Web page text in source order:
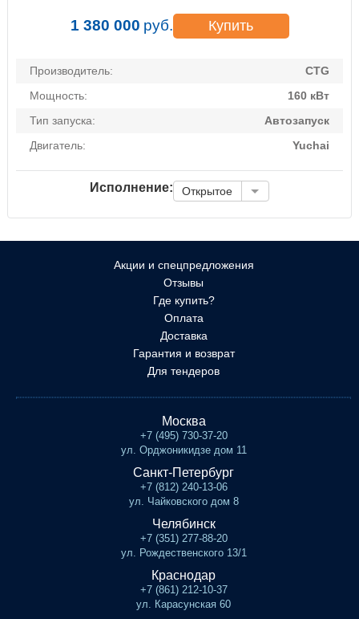
1 380 000 руб. Купить
Производитель:
CTG
Мощность:
160 кВт
Тип запуска:
Автозапуск
Двигатель:
Yuchai
Исполнение: Открытое
Акции и спецпредложения
Отзывы
Где купить?
Оплата
Доставка
Гарантия и возврат
Для тендеров
Москва
+7 (495) 730-37-20
ул. Орджоникидзе дом 11
Санкт-Петербург
+7 (812) 240-13-06
ул. Чайковского дом 8
Челябинск
+7 (351) 277-88-20
ул. Рождественского 13/1
Краснодар
+7 (861) 212-10-37
ул. Карасунская 60